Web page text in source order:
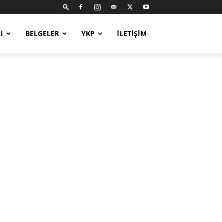
BELGELER YKP İLETIŞIM